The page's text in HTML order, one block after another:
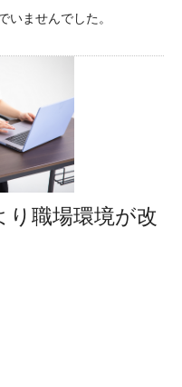
いませんでした。
職場環境が改